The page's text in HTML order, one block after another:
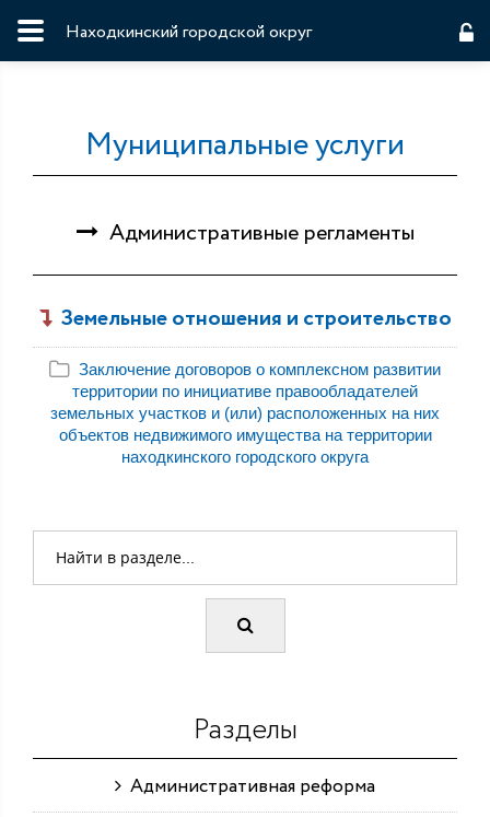
Находкинский городской округ
Муниципальные услуги
Административные регламенты
Земельные отношения и строительство
Заключение договоров о комплексном развитии
территории по инициативе правообладателей
земельных участков и (или) расположенных на них
объектов недвижимого имущества на территории
находкинского городского округа
Разделы
Административная реформа